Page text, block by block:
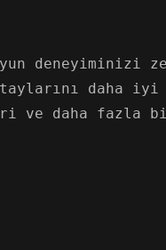
daha
ve daha fazla